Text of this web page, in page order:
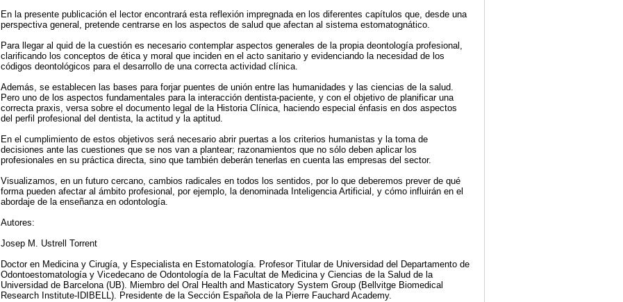
En la presente publicación el lector encontrará esta reflexión impregnada en los diferentes capítulos que, desde una
perspectiva general, pretende centrarse en los aspectos de salud que afectan al sistema estomatognático.
Para llegar al quid de la cuestión es necesario contemplar aspectos generales de la propia deontología profesional,
clarificando los conceptos de ética y moral que inciden en el acto sanitario y evidenciando la necesidad de los
códigos deontológicos para el desarrollo de una correcta actividad clínica.
Además, se establecen las bases para forjar puentes de unión entre las humanidades y las ciencias de la salud.
Pero uno de los aspectos fundamentales para la interacción dentista-paciente, y con el objetivo de planificar una
correcta praxis, versa sobre el documento legal de la Historia Clínica, haciendo especial énfasis en dos aspectos
del perfil profesional del dentista, la actitud y la aptitud.
En el cumplimiento de estos objetivos será necesario abrir puertas a los criterios humanistas y la toma de
decisiones ante las cuestiones que se nos van a plantear; razonamientos que no sólo deben aplicar los
profesionales en su práctica directa, sino que también deberán tenerlas en cuenta las empresas del sector.
Visualizamos, en un futuro cercano, cambios radicales en todos los sentidos, por lo que deberemos prever de qué
forma pueden afectar al ámbito profesional, por ejemplo, la denominada Inteligencia Artificial, y cómo influirán en el
abordaje de la enseñanza en odontología.
Autores:
Josep M. Ustrell Torrent
Doctor en Medicina y Cirugía, y Especialista en Estomatología. Profesor Titular de Universidad del Departamento de
Odontoestomatología y Vicedecano de Odontología de la Facultat de Medicina y Ciencias de la Salud de la
Universidad de Barcelona (UB). Miembro del Oral Health and Masticatory System Group (Bellvitge Biomedical
Research Institute-IDIBELL). Presidente de la Sección Española de la Pierre Fauchard Academy.